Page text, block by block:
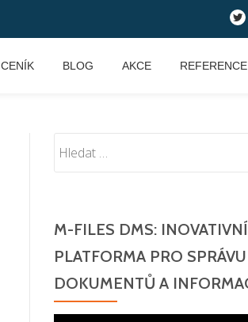
fa-
CENÍK BLOG AKCE REFERENCE
M-FILES DMS: INOVATIVNÍ
PLATFORMA PRO SPRÁVU
DOKUMENTŮ A